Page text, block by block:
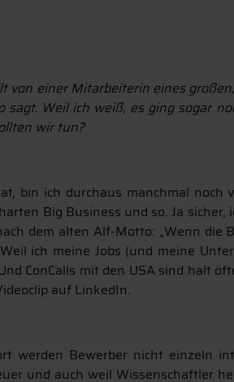
einer Mitarbeiterin eines
Weil ich weiß, es ging sogar
wir tun?
bin ich durchaus manchmal noch
Big Business und so. Ja sicher,
dem alten Alf-Motto: „Wenn die
ich meine Jobs (und meine
ConCalls mit den USA sind halt
auf LinkedIn.
werden Bewerber nicht einzeln
und auch weil Wissenschaftler